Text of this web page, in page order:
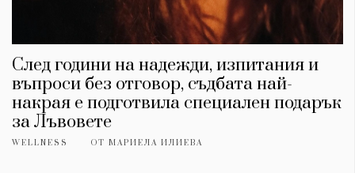
След години на надежди, изпитания и
въпроси без отговор, съдбата най-
накрая е подготвила специален подарък
за Лъвовете
WELLNESS ОТ МАРИЕЛА ИЛИЕВА